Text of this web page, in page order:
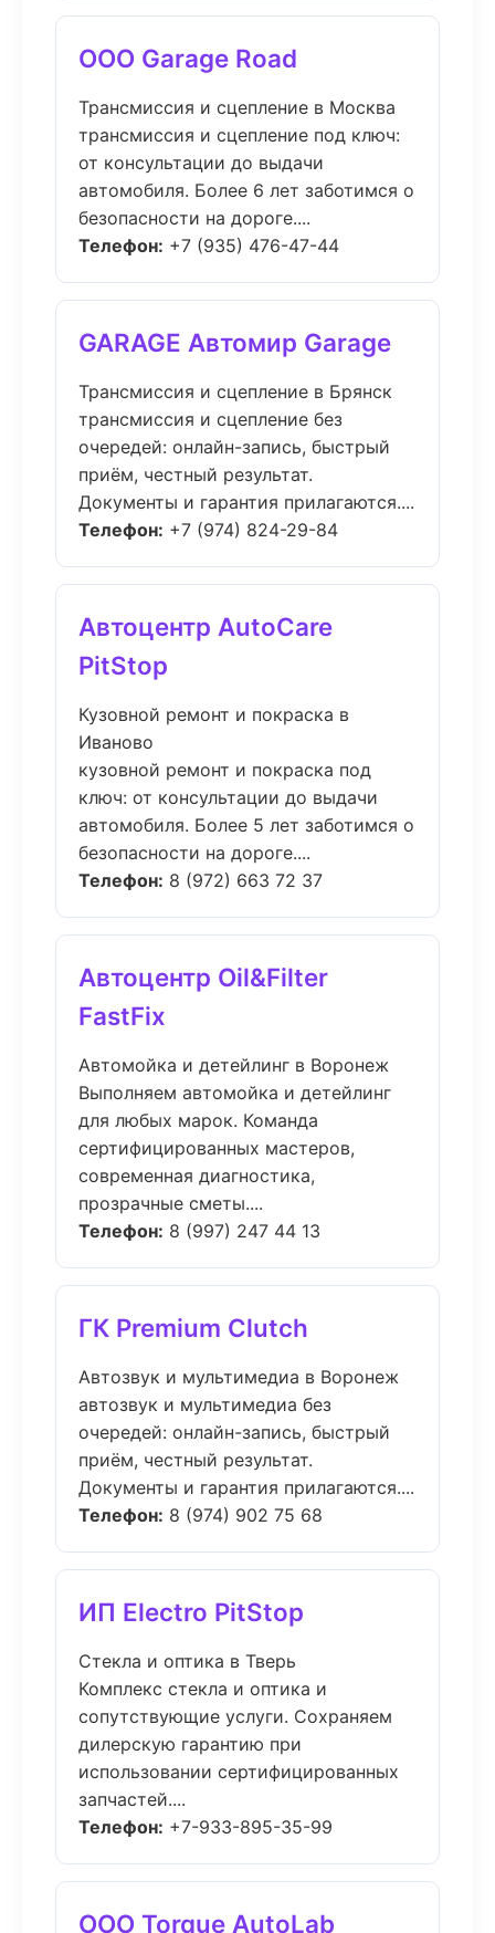
ООО Garage Road
Трансмиссия и сцепление в Москва
трансмиссия и сцепление под ключ:
от консультации до выдачи
автомобиля. Более 6 лет заботимся о
безопасности на дороге....
Телефон: +7 (935) 476-47-44
GARAGE Автомир Garage
Трансмиссия и сцепление в Брянск
трансмиссия и сцепление без
очередей: онлайн-запись, быстрый
приём, честный результат.
Документы и гарантия прилагаются....
Телефон: +7 (974) 824-29-84
Автоцентр AutoCare
PitStop
Кузовной ремонт и покраска в
Иваново
кузовной ремонт и покраска под
ключ: от консультации до выдачи
автомобиля. Более 5 лет заботимся о
безопасности на дороге....
Телефон: 8 (972) 663 72 37
Автоцентр Oil&Filter
FastFix
Автомойка и детейлинг в Воронеж
Выполняем автомойка и детейлинг
для любых марок. Команда
сертифицированных мастеров,
современная диагностика,
прозрачные сметы....
Телефон: 8 (997) 247 44 13
ГК Premium Clutch
Автозвук и мультимедиа в Воронеж
автозвук и мультимедиа без
очередей: онлайн-запись, быстрый
приём, честный результат.
Документы и гарантия прилагаются....
Телефон: 8 (974) 902 75 68
ИП Electro PitStop
Стекла и оптика в Тверь
Комплекс стекла и оптика и
сопутствующие услуги. Сохраняем
дилерскую гарантию при
использовании сертифицированных
запчастей....
Телефон: +7-933-895-35-99
ООО Torque AutoLab